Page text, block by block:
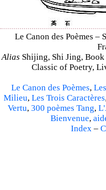
Le Canon des Poèmes
Alias Shijing, Shi Jing,
Classic of Poetry,
Le Canon des Poèmes,
Milieu, Les Trois Caractères
Vertu, 300 poèmes Tang,
Bienvenue,
Index–